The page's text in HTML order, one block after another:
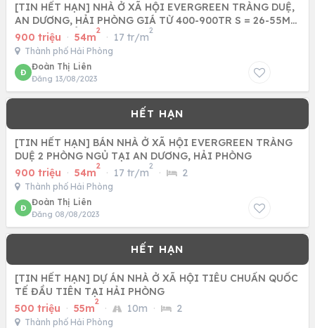
[TIN HẾT HẠN] NHÀ Ở XÃ HỘI EVERGREEN TRÀNG DUỆ,
AN DƯƠNG, HẢI PHÒNG GIÁ TỪ 400-900TR S = 26-55M2,
2PN, 1WC SỔ
900 triệu · 54m
2
· 17 tr/m
2
Thành phố Hải Phòng
Đ
Đoàn Thị Liên
Đăng 13/08/2023
[TIN HẾT HẠN] BÁN NHÀ Ở XÃ HỘI EVERGREEN TRÀNG
DUỆ 2 PHÒNG NGỦ TẠI AN DƯƠNG, HẢI PHÒNG
900 triệu · 54m
2
· 17 tr/m
2
· 2
Thành phố Hải Phòng
Đ
Đoàn Thị Liên
Đăng 08/08/2023
[TIN HẾT HẠN] DỰ ÁN NHÀ Ở XÃ HỘI TIÊU CHUẨN QUỐC
TẾ ĐẦU TIÊN TẠI HẢI PHÒNG
500 triệu · 55m
2
· 10m · 2
Thành phố Hải Phòng